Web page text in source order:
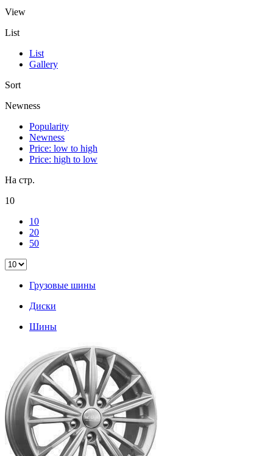
View
List
List
Gallery
Sort
Newness
Popularity
Newness
Price: low to high
Price: high to low
На стр.
10
10
20
50
Грузовые шины
Диски
Шины